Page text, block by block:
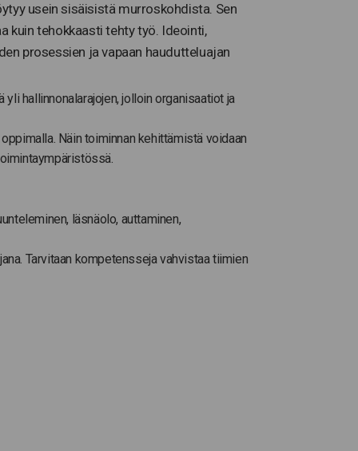
usein sisäisistä murroskohdista. Sen
kuin tehokkaasti tehty työ. Ideointi,
prosessien ja vapaan haudutteluajan
hallinnonalarajojen, jolloin organisaatiot ja
Näin toiminnan kehittämistä voidaan
läsnäolo, auttaminen,
Tarvitaan kompetensseja vahvistaa tiimien